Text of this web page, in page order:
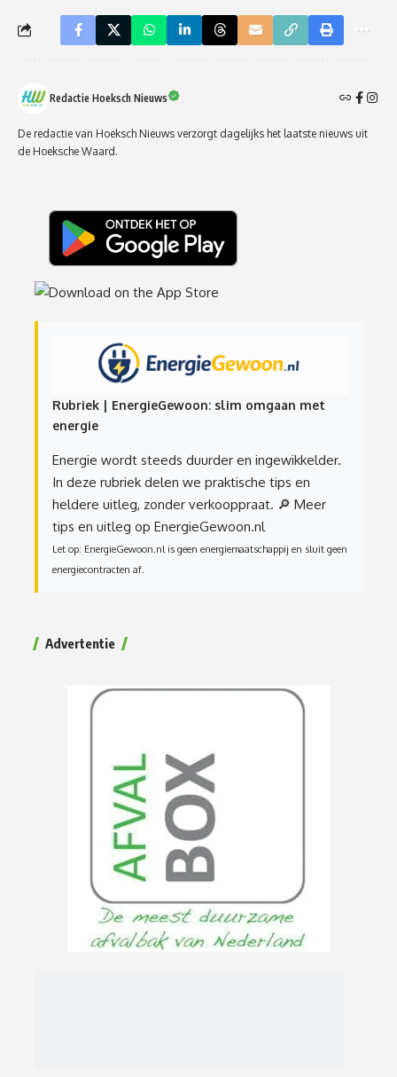
Redactie Hoeksch Nieuws
De redactie van Hoeksch Nieuws verzorgt dagelijks het laatste nieuws uit
de Hoeksche Waard.
Rubriek | EnergieGewoon: slim omgaan met
energie
Energie wordt steeds duurder en ingewikkelder.
In deze rubriek delen we praktische tips en
heldere uitleg, zonder verkooppraat. 🔎 Meer
tips en uitleg op EnergieGewoon.nl
Let op: EnergieGewoon.nl is geen energiemaatschappij en sluit geen
energiecontracten af.
Advertentie